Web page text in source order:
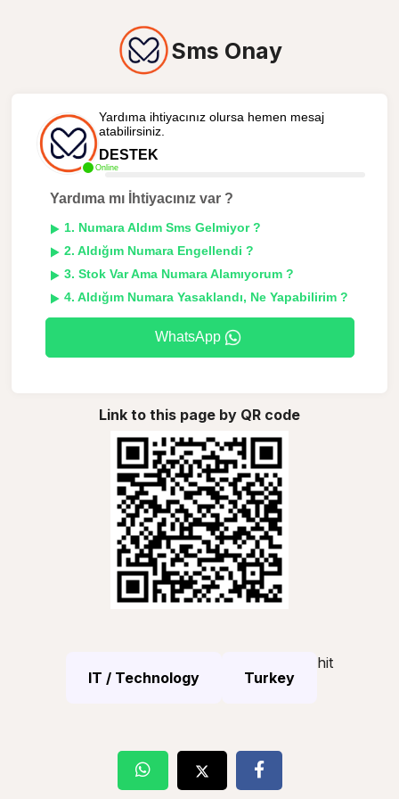
Sms Onay
Online
Yardıma ihtiyacınız olursa hemen mesaj
atabilirsiniz.
DESTEK
Yardıma mı İhtiyacınız var ?
1. Numara Aldım Sms Gelmiyor ?
2. Aldığım Numara Engellendi ?
3. Stok Var Ama Numara Alamıyorum ?
4. Aldığım Numara Yasaklandı, Ne Yapabilirim ?
WhatsApp
Link to this page by QR code
IT / Technology Turkey
hit